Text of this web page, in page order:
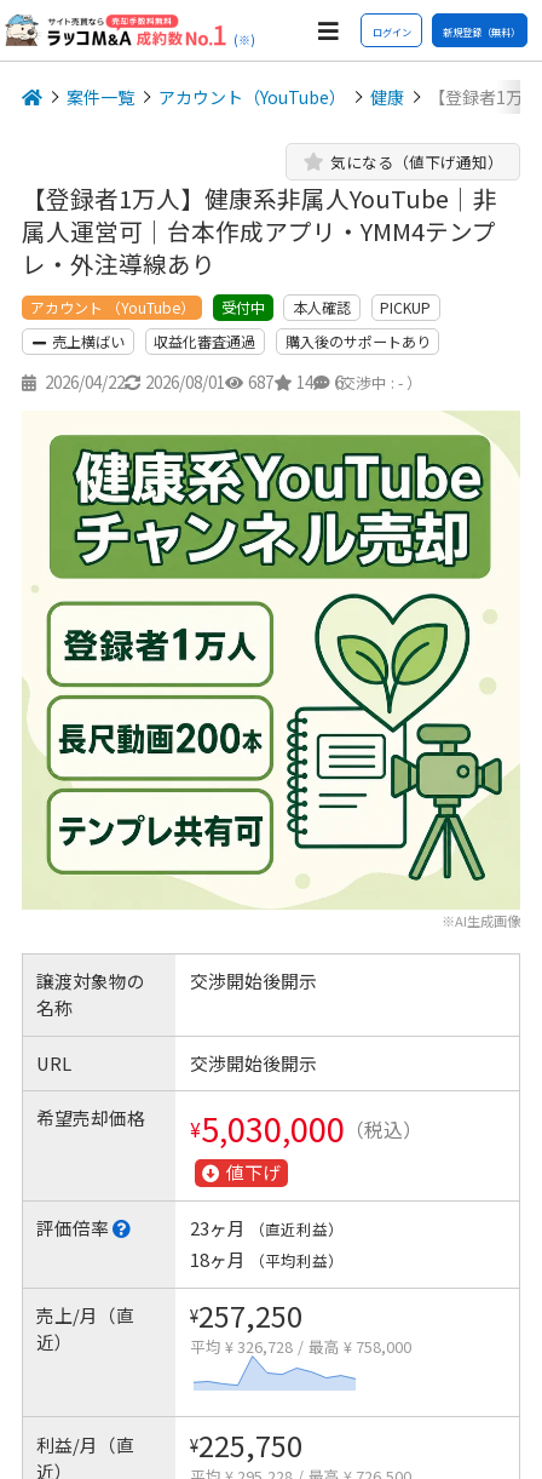
(※) ログイン 新規登録（無料）
案件一覧 アカウント（YouTube） 健康 【登録者1万
【登録者1万人】健康系非属人YouTube｜非
属人運営可｜台本作成アプリ・YMM4テンプ
レ・外注導線あり
気になる（値下げ通知）
アカウント （YouTube） 受付中 本人確認
PICKUP
売上横ばい
収益化審査通過 購入後のサポートあり
2026/04/22 2026/08/01 687 14 6
（交渉中 : - ）
※AI生成画像
譲渡対象物の
名称
交渉開始後開示
URL 交渉開始後開示
希望売却価格 ¥5,030,000 （税込）
値下げ
評価倍率 23ヶ月 （直近利益）
18ヶ月 （平均利益）
売上/月（直
近）
¥257,250
平均 ¥ 326,728 / 最高 ¥ 758,000
利益/月（直
近）
¥225,750